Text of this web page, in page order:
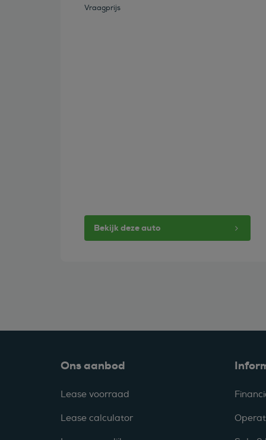
Vraagprijs
Bekijk deze auto
Ons aanbod
Lease voorraad
Lease calculator